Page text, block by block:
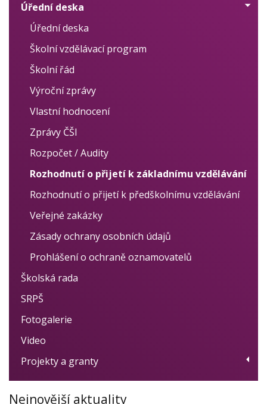
Moderní metody učení
Projekty
Individuální přístup
Logopedie, nápravy
Cizí jazyky
Úřední deska
Úřední deska
Školní vzdělávací program
Školní řád
Výroční zprávy
Vlastní hodnocení
Zprávy ČŠI
Rozpočet / Audity
Rozhodnutí o přijetí k základnímu vzdělávání
Rozhodnutí o přijetí k předškolnímu vzdělávání
Veřejné zakázky
Zásady ochrany osobních údajů
Prohlášení o ochraně oznamovatelů
Školská rada
SRPŠ
Fotogalerie
Video
Projekty a granty
Dotační program Digitalizace
Nejnovější aktuality